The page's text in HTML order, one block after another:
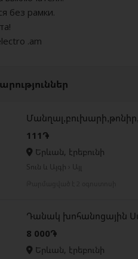
без рамки.
.am
111֏
Երևան, էրեբունի
Տուն և Այգի › Այլ
Դանակ խոհանոցային
8 000֏
Երևան, էրեբունի